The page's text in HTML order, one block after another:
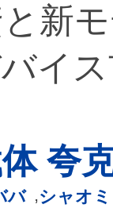
新
イ
夸
バ ,シャオミ